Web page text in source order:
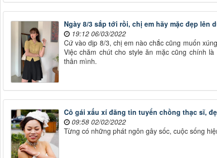
Ngày 8/3 sắp tới rồi, chị em hãy mặc đẹp lên
19:12 06/03/2022
Cứ vào dịp 8/3, chị em nào chắc cũng muốn
Việc chăm chút cho style ăn mặc cũng chính
thân mình.
Cô gái xấu xí đăng tin tuyển chồng thạc sĩ,
09:58 02/02/2022
Từng có những phát ngôn gây sốc, cuộc sống